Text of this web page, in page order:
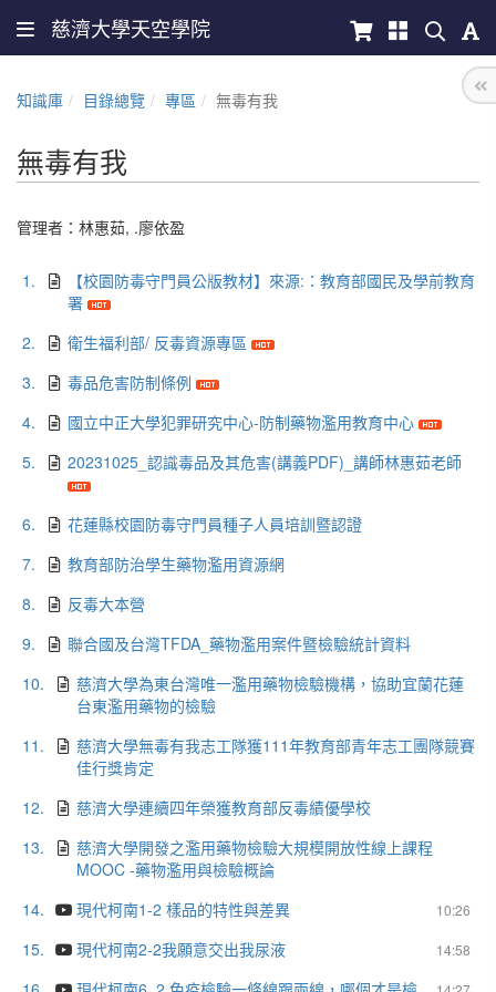
慈濟大學天空學院
知識庫 目錄總覽 專區 無毒有我
無毒有我
管理者： 林惠茹, .廖依盈
1.
【校園防毒守門員公版教材】來源:：教育部國民及學前教育
署
2.
衛生福利部/ 反毒資源專區
3.
毒品危害防制條例
4.
國立中正大學犯罪研究中心-防制藥物濫用教育中心
5.
20231025_認識毒品及其危害(講義PDF)_講師林惠茹老師
6.
花蓮縣校園防毒守門員種子人員培訓暨認證
7.
教育部防治學生藥物濫用資源網
8.
反毒大本營
9.
聯合國及台灣TFDA_藥物濫用案件暨檢驗統計資料
10.
慈濟大學為東台灣唯一濫用藥物檢驗機構，協助宜蘭花蓮
台東濫用藥物的檢驗
11.
慈濟大學無毒有我志工隊獲111年教育部青年志工團隊競賽
佳行獎肯定
12.
慈濟大學連續四年榮獲教育部反毒績優學校
13.
慈濟大學開發之濫用藥物檢驗大規模開放性線上課程
MOOC -藥物濫用與檢驗概論
14.
10:26
現代柯南1-2 樣品的特性與差異
15.
14:58
現代柯南2-2我願意交出我尿液